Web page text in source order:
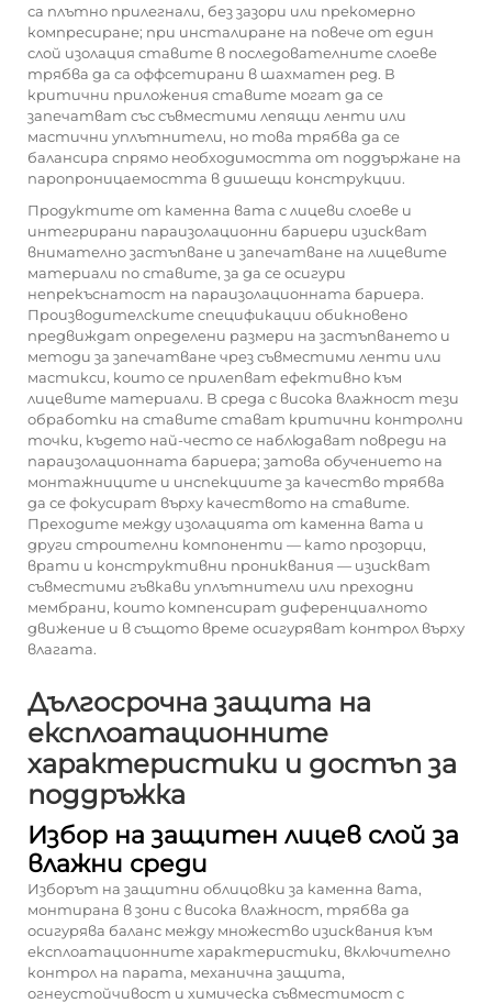
са плътно прилегнали, без зазори или прекомерно
компресиране; при инсталиране на повече от един
слой изолация ставите в последователните слоеве
трябва да са оффсетирани в шахматен ред. В
критични приложения ставите могат да се
запечатват със съвместими лепящи ленти или
мастични уплътнители, но това трябва да се
балансира спрямо необходимостта от поддържане на
паропроницаемостта в дишещи конструкции.
Продуктите от каменна вата с лицеви слоеве и
интегрирани параизолационни бариери изискват
внимателно застъпване и запечатване на лицевите
материали по ставите, за да се осигури
непрекъснатост на параизолационната бариера.
Производителските спецификации обикновено
предвиждат определени размери на застъпването и
методи за запечатване чрез съвместими ленти или
мастикси, които се прилепват ефективно към
лицевите материали. В среда с висока влажност тези
обработки на ставите стават критични контролни
точки, където най-често се наблюдават повреди на
параизолационната бариера; затова обучението на
монтажниците и инспекциите за качество трябва
да се фокусират върху качеството на ставите.
Преходите между изолацията от каменна вата и
други строителни компоненти — като прозорци,
врати и конструктивни прониквания — изискват
съвместими гъвкави уплътнители или преходни
мембрани, които компенсират диференциалното
движение и в същото време осигуряват контрол върху
влагата.
Дългосрочна защита на
експлоатационните
характеристики и достъп за
поддръжка
Избор на защитен лицев слой за
влажни среди
Изборът на защитни облицовки за каменна вата,
монтирана в зони с висока влажност, трябва да
осигурява баланс между множество изисквания към
експлоатационните характеристики, включително
контрол на парата, механична защита,
огнеустойчивост и химическа съвместимост с